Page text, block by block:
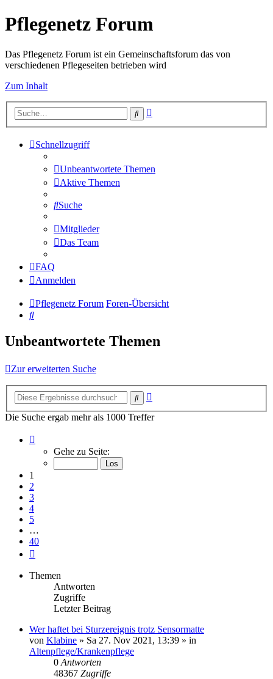
Pflegenetz Forum
Das Pflegenetz Forum ist ein Gemeinschaftsforum das von
verschiedenen Pflegeseiten betrieben wird
Zum Inhalt
Suche
Schnellzugriff
Unbeantwortete Themen
Aktive Themen
Suche
Mitglieder
Das Team
FAQ
Anmelden
Pflegenetz Forum Foren-Übersicht
Suche
Unbeantwortete Themen
Zur erweiterten Suche
Suche
Die Suche ergab mehr als 1000 Treffer
von
Gehe zu Seite:
1
2
3
4
5
…
40
Themen
Antworten
Zugriffe
Letzter Beitrag
Wer haftet bei Sturzereignis trotz Sensormatte
von Klabine » Sa 27. Nov 2021, 13:39 » in
Altenpflege/Krankenpflege
0 Antworten
48367 Zugriffe